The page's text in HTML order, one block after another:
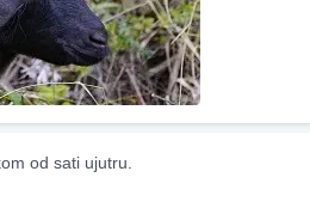
od sati ujutru.